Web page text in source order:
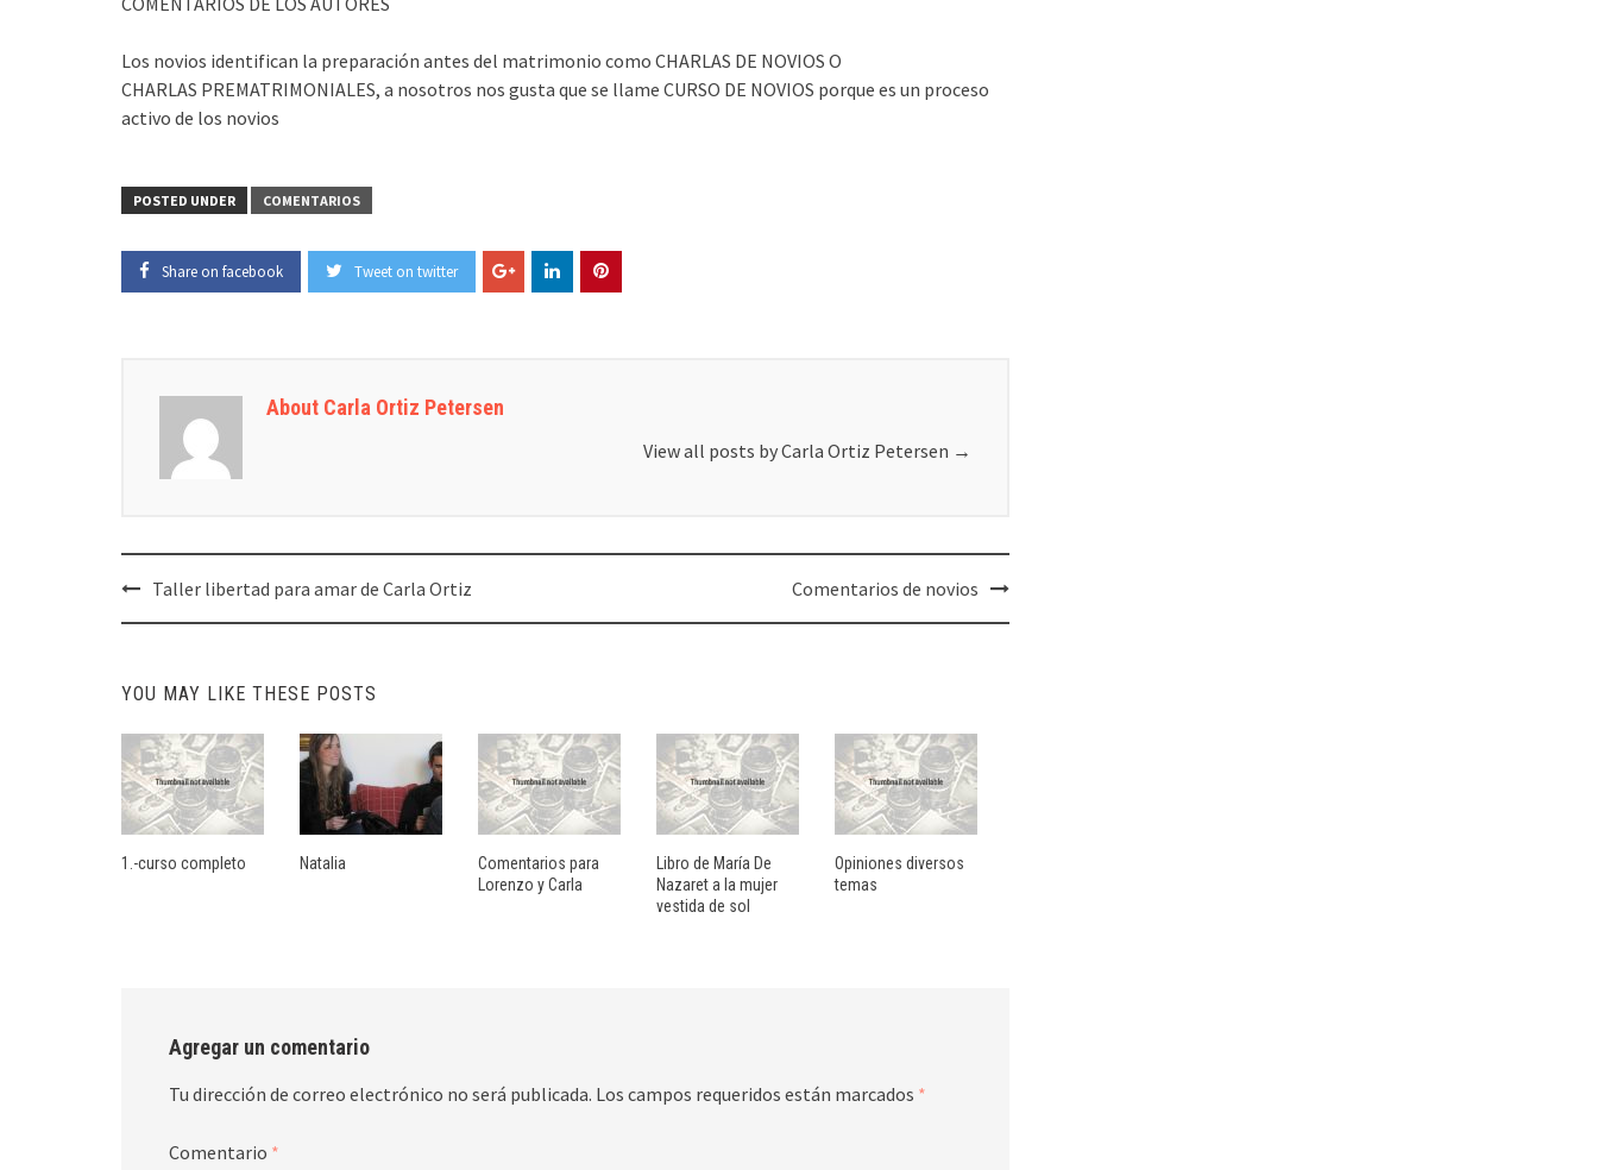
Los novios identifican la preparación antes del matrimonio como CHARLAS DE NOVIOS O
CHARLAS PREMATRIMONIALES, a nosotros nos gusta que se llame CURSO DE NOVIOS porque es un proceso
activo de los novios
POSTED UNDER COMENTARIOS
Share on facebook Tweet on twitter
About Carla Ortiz Petersen
View all posts by Carla Ortiz Petersen →
Post
navigation
Taller libertad para amar de Carla Ortiz Comentarios de novios
YOU MAY LIKE THESE POSTS
1.-curso completo Natalia
Comentarios para
Lorenzo y Carla
Libro de María De
Nazaret a la mujer
vestida de sol
Opiniones diversos
temas
Agregar un comentario
Tu dirección de correo electrónico no será publicada. Los campos requeridos están marcados *
Comentario *